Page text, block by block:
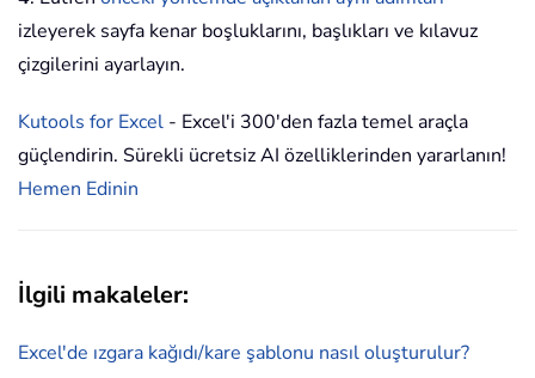
izleyerek sayfa kenar boşluklarını, başlıkları ve kılavuz
çizgilerini ayarlayın.
Kutools for Excel - Excel'i 300'den fazla temel araçla
güçlendirin. Sürekli ücretsiz AI özelliklerinden yararlanın!
Hemen Edinin
İlgili makaleler:
Excel'de ızgara kağıdı/kare şablonu nasıl oluşturulur?